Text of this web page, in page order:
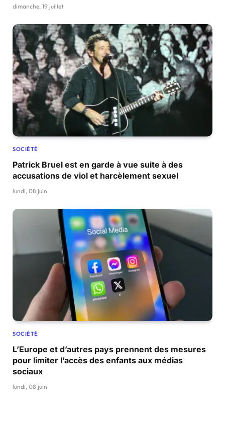
dimanche, 19 juillet
SOCIÉTÉ
Patrick Bruel est en garde à vue suite à des
accusations de viol et harcèlement sexuel
lundi, 08 juin
SOCIÉTÉ
L’Europe et d’autres pays prennent des mesures
pour limiter l’accès des enfants aux médias
sociaux
lundi, 08 juin